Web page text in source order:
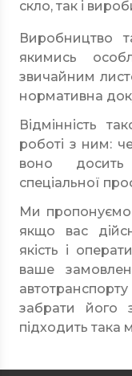
скло, так і
Виробництво
якимись
звичайним
нормативна
Відмінність
роботі з ним:
воно
спеціальної
Ми
якщо вас
якість і
ваше
забрати його
підходить така